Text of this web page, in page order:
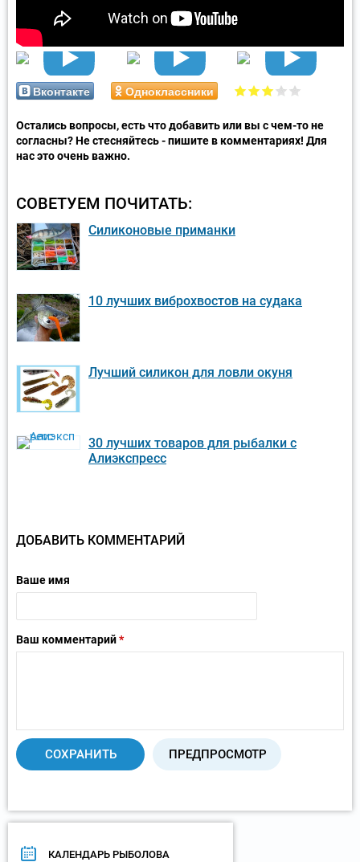
Вконтакте Одноклассники
Остались вопросы, есть что добавить или вы с чем-то не
согласны? Не стесняйтесь - пишите в комментариях! Для
нас это очень важно.
СОВЕТУЕМ ПОЧИТАТЬ:
Силиконовые приманки
10 лучших виброхвостов на судака
Лучший силикон для ловли окуня
30 лучших товаров для рыбалки с
Алиэкспресс
ДОБАВИТЬ КОММЕНТАРИЙ
Ваше имя
Ваш комментарий*
КАЛЕНДАРЬ РЫБОЛОВА